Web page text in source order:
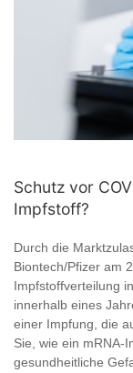
Schutz vor
Impfstoff?
Durch die
Biontech/Pfizer am
Impfstoffverteilung
innerhalb eines
einer Impfung, die
Sie, wie ein mRNA-
gesundheitliche